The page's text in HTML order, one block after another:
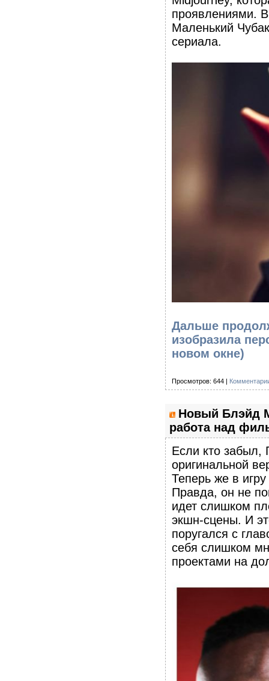
проявлениями.
Маленький
сериала.
Дальше
изобразила
новом окне)
Просмотров: 644 |
Новый Блэйд
работа над
Если кто забыл,
оригинальной
Теперь же в
Правда, он не
идет слишком
экшн-сцены. И
поругался с
себя слишком
проектами на